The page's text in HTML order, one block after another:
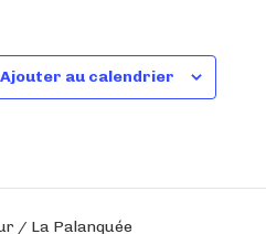
Ajouter au calendrier
/ La Palanquée